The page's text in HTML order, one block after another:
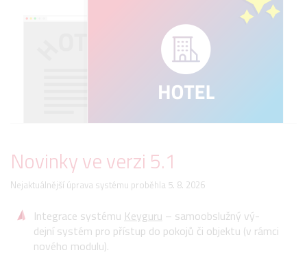
Novinky ve verzi 5.1
Nejaktuálnější úprava systému proběhla 5. 8. 2026
Integrace systému Keyguru – samoobslužný vý­
dejní systém pro přístup do pokojů či objektu (v rámci
nového modulu).